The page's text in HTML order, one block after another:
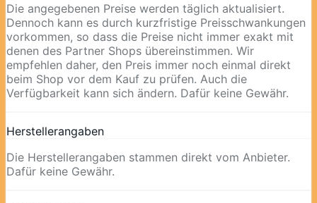
Die angegebenen Preise werden täglich aktualisiert.
Dennoch kann es durch kurzfristige Preisschwankungen
vorkommen, so dass die Preise nicht immer exakt mit
denen des Partner Shops übereinstimmen. Wir
empfehlen daher, den Preis immer noch einmal direkt
beim Shop vor dem Kauf zu prüfen. Auch die
Verfügbarkeit kann sich ändern. Dafür keine Gewähr.
Herstellerangaben
Die Herstellerangaben stammen direkt vom Anbieter.
Dafür keine Gewähr.